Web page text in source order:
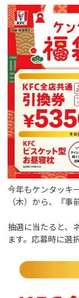
今年もケンタッキ
（木）から、『事
抽選に当たると、
ます。応募時に選